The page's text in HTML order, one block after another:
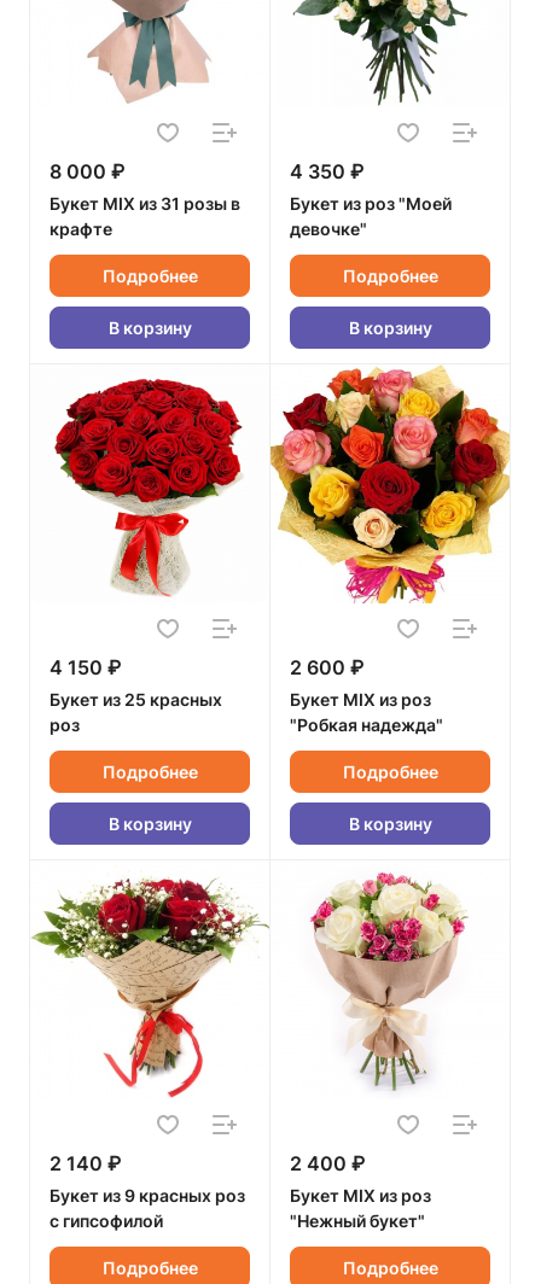
8 000 ₽
Букет MIX из 31 розы в
крафте
Подробнее
В корзину
4 350 ₽
Букет из роз "Моей
девочке"
Подробнее
В корзину
4 150 ₽
Букет из 25 красных
роз
Подробнее
В корзину
2 600 ₽
Букет MIX из роз
"Робкая надежда"
Подробнее
В корзину
2 140 ₽
Букет из 9 красных роз
с гипсофилой
Подробнее
2 400 ₽
Букет MIX из роз
"Нежный букет"
Подробнее